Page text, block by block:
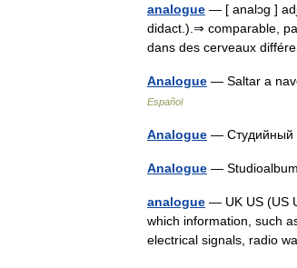
analogue — [ analɔg ]
didact.).⇒ comparable,
dans des cerveaux
Analogue — Saltar a
Español
Analogue —
Analogue —
analogue — UK US (US
which information, such
electrical signals, radio